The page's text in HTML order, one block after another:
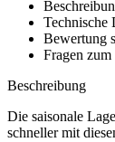
Technische
Bewertung
Fragen
Beschreibung
Die saisonale
schneller mit